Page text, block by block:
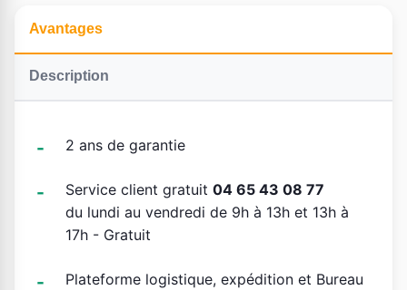
Avantages
Description
2 ans de garantie
Service client gratuit 04 65 43 08 77
du lundi au vendredi de 9h à 13h et 13h à
17h - Gratuit
Plateforme logistique, expédition et Bureau